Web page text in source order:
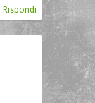
Rispondi